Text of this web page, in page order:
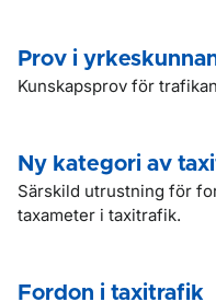
Prov i
Kunskapsprov för
Ny kategori av
Särskild utrustning för
taxameter i taxitrafik.
Fordon i taxitrafik